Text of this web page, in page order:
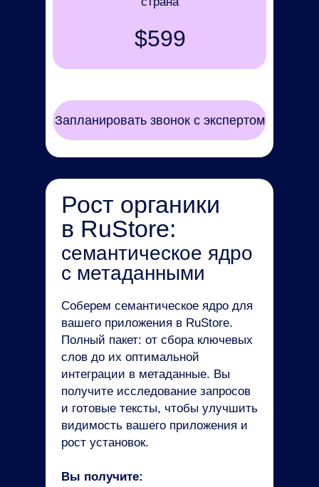
Запланировать звонок с экспертом
$599
Рост органики
в RuStore:
семантическое ядро
с метаданными
Соберем семантическое ядро для
вашего приложения в RuStore.
Полный пакет: от сбора ключевых
слов до их оптимальной
интеграции в метаданные. Вы
получите исследование запросов
и готовые тексты, чтобы улучшить
видимость вашего приложения и
рост установок.
Вы получите: